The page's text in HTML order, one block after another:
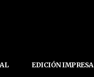
EDICIÓN IMPRESA